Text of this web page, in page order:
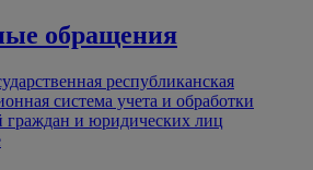
обращения
республиканская
система учета и обработки
граждан и юридических лиц